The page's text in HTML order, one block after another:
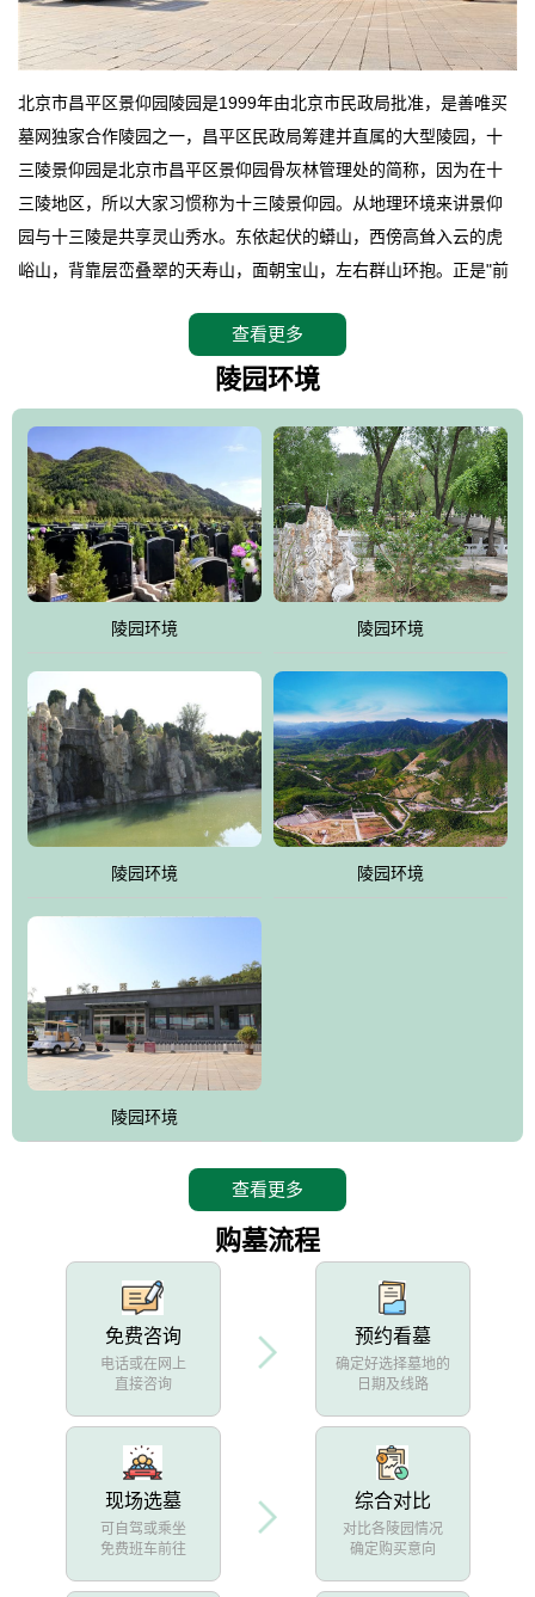
北京市昌平区景仰园陵园是1999年由北京市民政局批准，是善唯买
墓网独家合作陵园之一，昌平区民政局筹建并直属的大型陵园，十
三陵景仰园是北京市昌平区景仰园骨灰林管理处的简称，因为在十
三陵地区，所以大家习惯称为十三陵景仰园。从地理环境来讲景仰
园与十三陵是共享灵山秀水。东依起伏的蟒山，西傍高耸入云的虎
峪山，背靠层峦叠翠的天寿山，面朝宝山，左右群山环抱。正是"前
座陵园地处天寿山的环抱之中，四周群山若封似闭，层峦叠翠，秋
天枫叶艳红欲滴，冬天银装素裹分外妖娆！南面隔山而望的正是著
赞叹："景仰园真乃浑然天成的人生后花园！"陵区内草木茂盛，灵气
盎然，既有山川大聚的龙脉气魄，又有藏风得水的宝密形局。十三
陵是世间稀有的地形宝地，也是我们让逝者回归自然的首选墓葬之
灵穴，安息之宝地。
查看更多
陵园环境
陵园环境 陵园环境
陵园环境 陵园环境
陵园环境
查看更多
购墓流程
免费咨询
电话或在网上
直接咨询
预约看墓
确定好选择墓地的
日期及线路
现场选墓
可自驾或乘坐
免费班车前往
综合对比
对比各陵园情况
确定购买意向